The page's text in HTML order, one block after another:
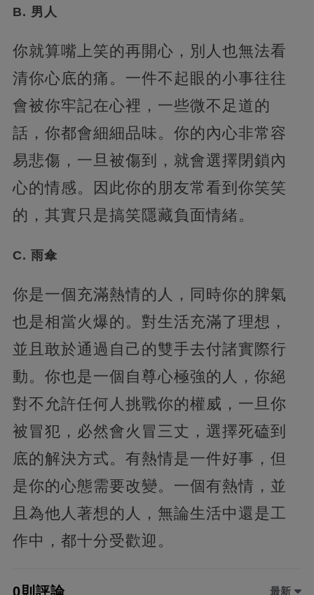
B. 男人
你就算嘴上笑的再開心，別人也無法看
清你心底的痛。一件不起眼的小事往往
會被你牢記在心裡，一些微不足道的
話，你都會細細品味。你的內心非常容
易悲傷，一旦被傷到，就會選擇閉鎖內
心的情感。因此你的朋友常看到你笑笑
的，其實只是搞笑隱藏負面情緒。
C. 雨傘
你是一個充滿熱情的人，同時你的脾氣
也是相當火爆的。對生活充滿了理想，
並且敢於通過自己的雙手去付諸實際行
動。你也是一個自尊心極強的人，你絕
對不允許任何人挑戰你的權威，一旦你
被冒犯，必然會火冒三丈，選擇死磕到
底的解決方式。有熱情是一件好事，但
是你的心態需要改變。一個有熱情，並
且為他人著想的人，無論生活中還是工
作中，都十分受歡迎。
0則評論 最新